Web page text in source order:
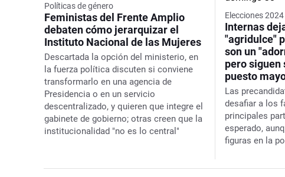
Políticas de género
Feministas del Frente Amplio
debaten cómo jerarquizar el
Instituto Nacional de las Mujeres
Descartada la opción del ministerio, en
la fuerza política discuten si conviene
transformarlo en una agencia de
Presidencia o en un servicio
descentralizado, y quieren que integre el
gabinete de gobierno; otras creen que la
institucionalidad "no es lo central"
Elecciones 2024
Internas
"agridulce"
son un
pero siguen
puesto
Las
desafiar a los
principales
esperado,
figuras en la